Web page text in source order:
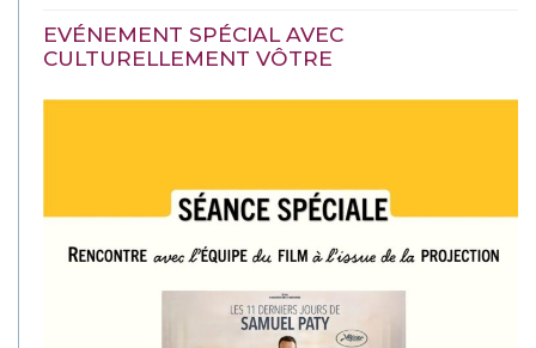
EVÉNEMENT SPÉCIAL AVEC
CULTURELLEMENT VÔTRE